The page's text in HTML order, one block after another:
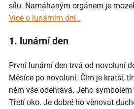
sílu. Namáhaným orgánem je
Více o lunárním dni..
1. lunární den
První lunární den trvá od novoluní
Měsíce po novoluní. Čím je kratší,
něm vše odehrává. Jeho
Třetí oko. Je dobré ho věnovat